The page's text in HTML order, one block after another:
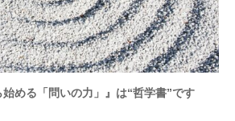
始める「問いの力」』は“哲学書”です